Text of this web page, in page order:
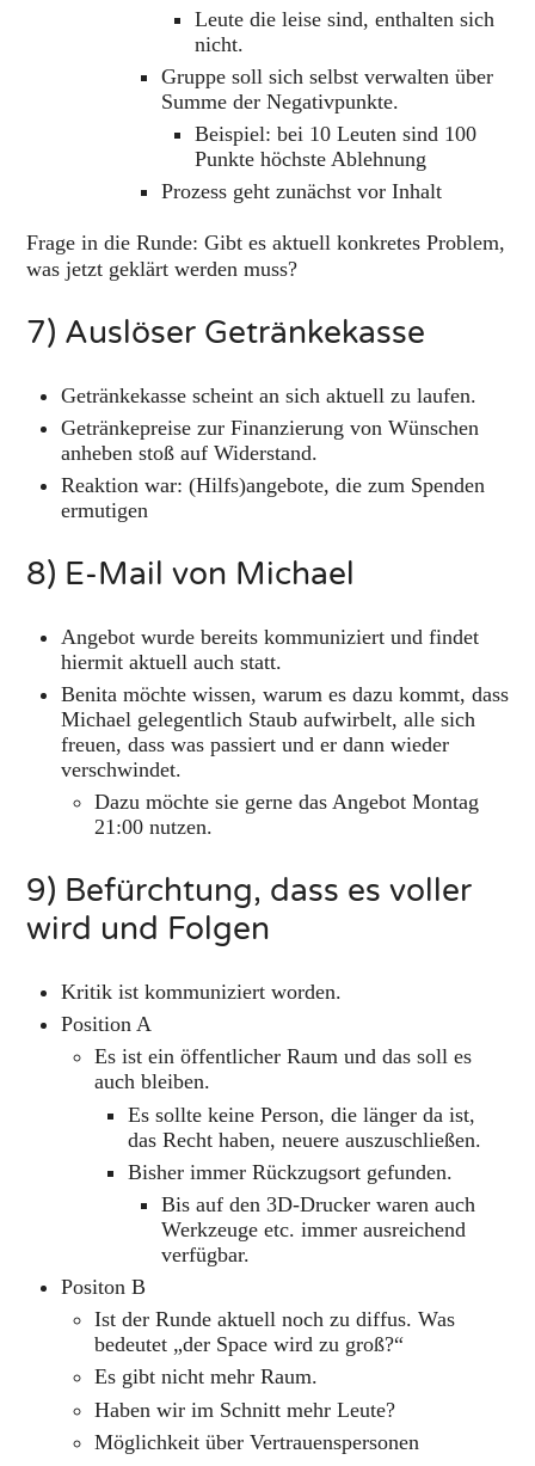
Leute die leise sind, enthalten sich
nicht.
Gruppe soll sich selbst verwalten über
Summe der Negativpunkte.
Beispiel: bei 10 Leuten sind 100
Punkte höchste Ablehnung
Prozess geht zunächst vor Inhalt
Frage in die Runde: Gibt es aktuell konkretes Problem,
was jetzt geklärt werden muss?
7) Auslöser Getränkekasse
Getränkekasse scheint an sich aktuell zu laufen.
Getränkepreise zur Finanzierung von Wünschen
anheben stoß auf Widerstand.
Reaktion war: (Hilfs)angebote, die zum Spenden
ermutigen
8) E-Mail von Michael
Angebot wurde bereits kommuniziert und findet
hiermit aktuell auch statt.
Benita möchte wissen, warum es dazu kommt, dass
Michael gelegentlich Staub aufwirbelt, alle sich
freuen, dass was passiert und er dann wieder
verschwindet.
Dazu möchte sie gerne das Angebot Montag
21:00 nutzen.
9) Befürchtung, dass es voller
wird und Folgen
Kritik ist kommuniziert worden.
Position A
Es ist ein öffentlicher Raum und das soll es
auch bleiben.
Es sollte keine Person, die länger da ist,
das Recht haben, neuere auszuschließen.
Bisher immer Rückzugsort gefunden.
Bis auf den 3D-Drucker waren auch
Werkzeuge etc. immer ausreichend
verfügbar.
Positon B
Ist der Runde aktuell noch zu diffus. Was
bedeutet „der Space wird zu groß?“
Es gibt nicht mehr Raum.
Haben wir im Schnitt mehr Leute?
Möglichkeit über Vertrauenspersonen